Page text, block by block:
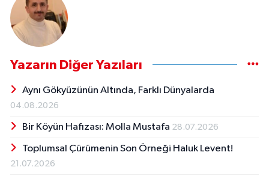
Yazarın Diğer Yazıları
Aynı Gökyüzünün Altında, Farklı Dünyalarda
04.08.2026
Bir Köyün Hafızası: Molla Mustafa 28.07.2026
Toplumsal Çürümenin Son Örneği Haluk Levent!
21.07.2026